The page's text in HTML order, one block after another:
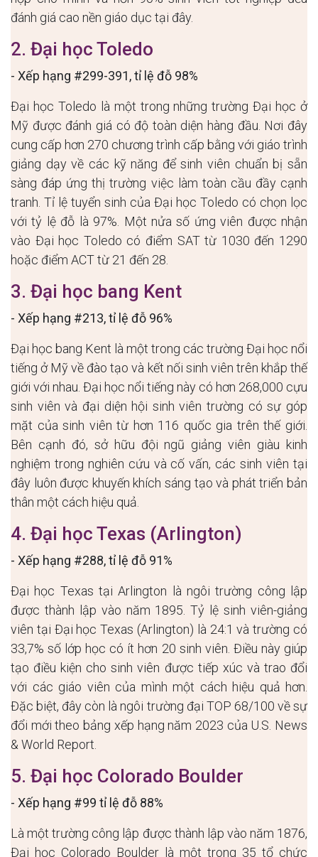
đánh giá cao nền giáo dục tại đây.
2. Đại học Toledo
- Xếp hạng #299-391, tỉ lệ đỗ 98%
Đại học Toledo là một trong những trường Đại học ở
Mỹ được đánh giá có độ toàn diện hàng đầu. Nơi đây
cung cấp hơn 270 chương trình cấp bằng với giáo trình
giảng dạy về các kỹ năng để sinh viên chuẩn bị sẵn
sàng đáp ứng thị trường việc làm toàn cầu đầy cạnh
tranh. Tỉ lệ tuyển sinh của Đại học Toledo có chọn lọc
với tỷ lệ đỗ là 97%. Một nửa số ứng viên được nhận
vào Đại học Toledo có điểm SAT từ 1030 đến 1290
hoặc điểm ACT từ 21 đến 28.
3. Đại học bang Kent
- Xếp hạng #213, tỉ lệ đỗ 96%
Đại học bang Kent là một trong các trường Đại học nổi
tiếng ở Mỹ về đào tạo và kết nối sinh viên trên khắp thế
giới với nhau. Đại học nổi tiếng này có hơn 268,000 cựu
sinh viên và đại diện hội sinh viên trường có sự góp
mặt của sinh viên từ hơn 116 quốc gia trên thế giới.
Bên cạnh đó, sở hữu đội ngũ giảng viên giàu kinh
nghiệm trong nghiên cứu và cố vấn, các sinh viên tại
đây luôn được khuyến khích sáng tạo và phát triển bản
thân một cách hiệu quả.
4. Đại học Texas (Arlington)
- Xếp hạng #288, tỉ lệ đỗ 91%
Đại học Texas tại Arlington là ngôi trường công lập
được thành lập vào năm 1895. Tỷ lệ sinh viên-giảng
viên tại Đại học Texas (Arlington) là 24:1 và trường có
33,7% số lớp học có ít hơn 20 sinh viên. Điều này giúp
tạo điều kiện cho sinh viên được tiếp xúc và trao đổi
với các giáo viên của mình một cách hiệu quả hơn.
Đặc biệt, đây còn là ngôi trường đại TOP 68/100 về sự
đổi mới theo bảng xếp hạng năm 2023 của U.S. News
& World Report.
5. Đại học Colorado Boulder
- Xếp hạng #99 tỉ lệ đỗ 88%
Là một trường công lập được thành lập vào năm 1876,
Đại học Colorado Boulder là một trong 35 tổ chức